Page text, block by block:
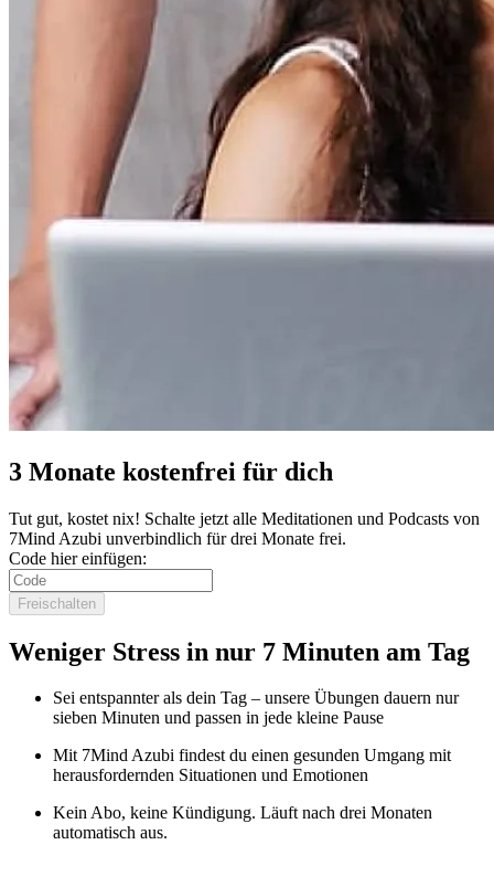
3 Monate kostenfrei für dich
Tut gut, kostet nix! Schalte jetzt alle Meditationen und Podcasts von
7Mind Azubi unverbindlich für drei Monate frei.
Code hier einfügen:
Freischalten
Weniger Stress in nur 7 Minuten am Tag
Sei entspannter als dein Tag – unsere Übungen dauern nur
sieben Minuten und passen in jede kleine Pause
Mit 7Mind Azubi findest du einen gesunden Umgang mit
herausfordernden Situationen und Emotionen
Kein Abo, keine Kündigung. Läuft nach drei Monaten
automatisch aus.